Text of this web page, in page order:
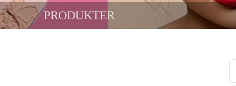
PRODUKTER